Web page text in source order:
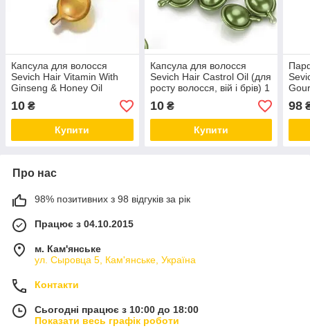
Капсула для волосся
Sevich Hair Vitamin With
Ginseng & Honey Oil
(женьшень і мед) 1 штука
10 ₴
Купити
Капсула для волосся
Sevich Hair Castrol Oil (для
росту волосся, вій і брів) 1
штука
10₴
Купити
98
Про нас
98% позитивних з 98 відгуків за рік
Працює з 04.10.2015
м. Кам'янське
ул. Сыровца 5, Кам'янське, Україна
Контакти
Сьогодні працює з 10:00 до 18:00
Показати весь графік роботи